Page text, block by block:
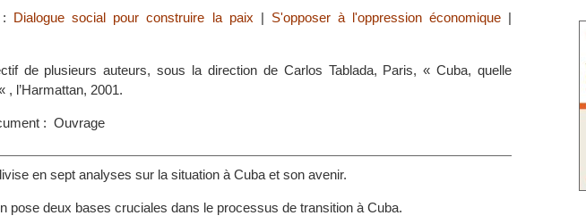
Dialogue social pour construire la paix | S'opposer à l'oppression économique|
de plusieurs auteurs, sous la direction de Carlos Tablada, Paris, « Cuba, quelle
, l’Harmattan, 2001.
: Ouvrage
en sept analyses sur la situation à Cuba et son avenir.
pose deux bases cruciales dans le processus de transition à Cuba.